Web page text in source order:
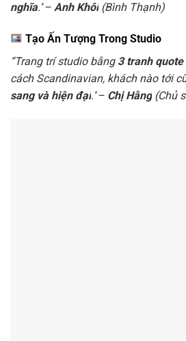
nghĩa.”– Anh Khôi (Bình Thạnh)
Tạo Ấn Tượng Trong Studio
“Trang trí studio bằng 3 tranh
cách Scandinavian, khách nào tới
sang và hiện đại.”– Chị Hằng (Chủ